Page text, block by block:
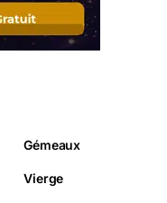
Gémeaux
Vierge